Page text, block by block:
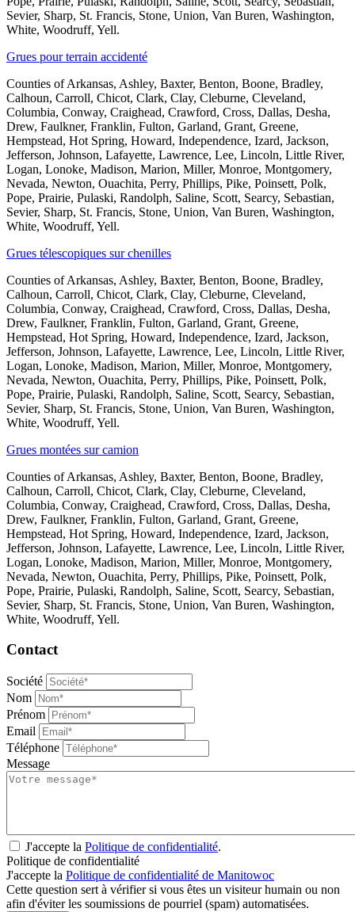
Sevier, Sharp, St. Francis, Stone, Union, Van Buren, Washington,
White, Woodruff, Yell.
Grues pour terrain accidenté
Counties of Arkansas, Ashley, Baxter, Benton, Boone, Bradley,
Calhoun, Carroll, Chicot, Clark, Clay, Cleburne, Cleveland,
Columbia, Conway, Craighead, Crawford, Cross, Dallas, Desha,
Drew, Faulkner, Franklin, Fulton, Garland, Grant, Greene,
Hempstead, Hot Spring, Howard, Independence, Izard, Jackson,
Jefferson, Johnson, Lafayette, Lawrence, Lee, Lincoln, Little River,
Logan, Lonoke, Madison, Marion, Miller, Monroe, Montgomery,
Nevada, Newton, Ouachita, Perry, Phillips, Pike, Poinsett, Polk,
Pope, Prairie, Pulaski, Randolph, Saline, Scott, Searcy, Sebastian,
Sevier, Sharp, St. Francis, Stone, Union, Van Buren, Washington,
White, Woodruff, Yell.
Grues télescopiques sur chenilles
Counties of Arkansas, Ashley, Baxter, Benton, Boone, Bradley,
Calhoun, Carroll, Chicot, Clark, Clay, Cleburne, Cleveland,
Columbia, Conway, Craighead, Crawford, Cross, Dallas, Desha,
Drew, Faulkner, Franklin, Fulton, Garland, Grant, Greene,
Hempstead, Hot Spring, Howard, Independence, Izard, Jackson,
Jefferson, Johnson, Lafayette, Lawrence, Lee, Lincoln, Little River,
Logan, Lonoke, Madison, Marion, Miller, Monroe, Montgomery,
Nevada, Newton, Ouachita, Perry, Phillips, Pike, Poinsett, Polk,
Pope, Prairie, Pulaski, Randolph, Saline, Scott, Searcy, Sebastian,
Sevier, Sharp, St. Francis, Stone, Union, Van Buren, Washington,
White, Woodruff, Yell.
Grues montées sur camion
Counties of Arkansas, Ashley, Baxter, Benton, Boone, Bradley,
Calhoun, Carroll, Chicot, Clark, Clay, Cleburne, Cleveland,
Columbia, Conway, Craighead, Crawford, Cross, Dallas, Desha,
Drew, Faulkner, Franklin, Fulton, Garland, Grant, Greene,
Hempstead, Hot Spring, Howard, Independence, Izard, Jackson,
Jefferson, Johnson, Lafayette, Lawrence, Lee, Lincoln, Little River,
Logan, Lonoke, Madison, Marion, Miller, Monroe, Montgomery,
Nevada, Newton, Ouachita, Perry, Phillips, Pike, Poinsett, Polk,
Pope, Prairie, Pulaski, Randolph, Saline, Scott, Searcy, Sebastian,
Sevier, Sharp, St. Francis, Stone, Union, Van Buren, Washington,
White, Woodruff, Yell.
Contact
Société
Nom
Prénom
Email
Téléphone
Message
J'accepte la Politique de confidentialité.
Politique de confidentialité
J'accepte la Politique de confidentialité de Manitowoc
Cette question sert à vérifier si vous êtes un visiteur humain ou non
afin d'éviter les soumissions de pourriel (spam) automatisées.